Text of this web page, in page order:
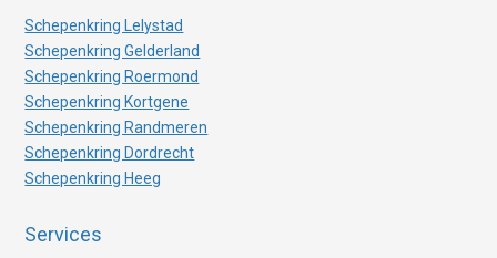
Schepenkring Lelystad
Schepenkring Gelderland
Schepenkring Roermond
Schepenkring Kortgene
Schepenkring Randmeren
Schepenkring Dordrecht
Schepenkring Heeg
Services